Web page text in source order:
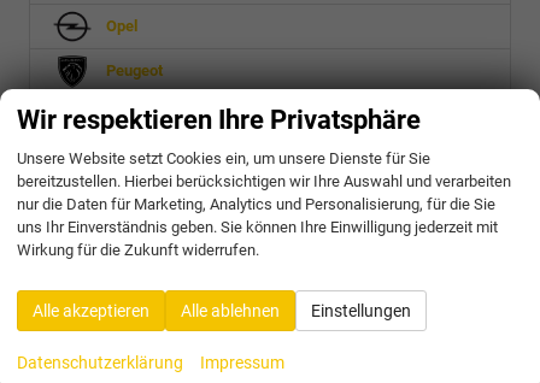
Opel
Peugeot
Seat
Skoda
Toyota
Volkswagen
Geparkte Fahrzeuge (0 )
Anmelden
Wir respektieren Ihre Privatsphäre
Unsere Website setzt Cookies ein, um unsere Dienste für Sie
bereitzustellen. Hierbei berücksichtigen wir Ihre Auswahl und verarbeiten
nur die Daten für Marketing, Analytics und Personalisierung, für die Sie
uns Ihr Einverständnis geben. Sie können Ihre Einwilligung jederzeit mit
Wirkung für die Zukunft widerrufen.
Alle akzeptieren Alle ablehnen Einstellungen
Datenschutzerklärung Impressum